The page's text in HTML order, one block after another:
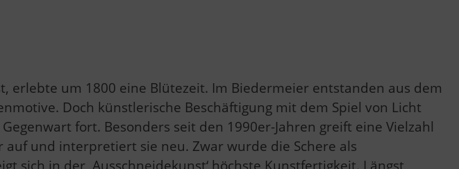
erlebte um 1800 eine Blütezeit. Im Biedermeier entstanden aus dem
Doch künstlerische Beschäftigung mit dem Spiel von Licht
fort. Besonders seit den 1990er-Jahren greift eine Vielzahl
und interpretiert sie neu. Zwar wurde die Schere als